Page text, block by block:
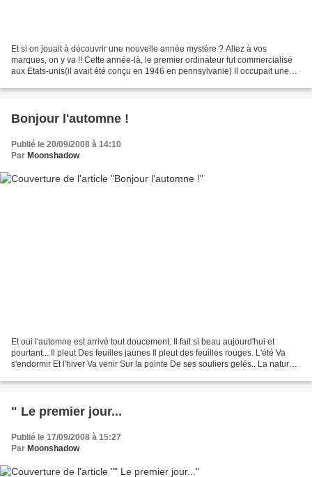
Et si on jouait à découvrir une nouvelle année mystère ? Allez à vos
marques, on y va !! Cette année-là, le premier ordinateur fut commercialisé
aux Etats-unis(il avait été conçu en 1946 en pennsylvanie) Il occupait une
Bonjour l'automne !
Publié le 20/09/2008 à 14:10
Par Moonshadow
Et oui l'automne est arrivé tout doucement. Il fait si beau aujourd'hui et
pourtant... Il pleut Des feuilles jaunes Il pleut des feuilles rouges. L'été Va
s'endormir Et l'hiver Va venir Sur la pointe De ses souliers gelés.. La nature
" Le premier jour...
Publié le 17/09/2008 à 15:27
Par Moonshadow